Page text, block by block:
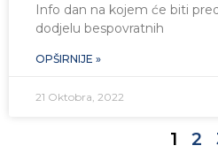
Info dan na kojem će biti
dodjelu bespovratnih
OPŠIRNIJE »
21 Oktobra, 2022
1 2